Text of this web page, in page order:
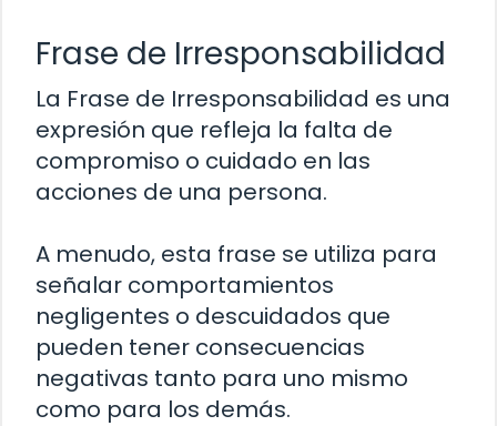
Frase de Irresponsabilidad
La Frase de Irresponsabilidad es una
expresión que refleja la falta de
compromiso o cuidado en las
acciones de una persona.
A menudo, esta frase se utiliza para
señalar comportamientos
negligentes o descuidados que
pueden tener consecuencias
negativas tanto para uno mismo
como para los demás.